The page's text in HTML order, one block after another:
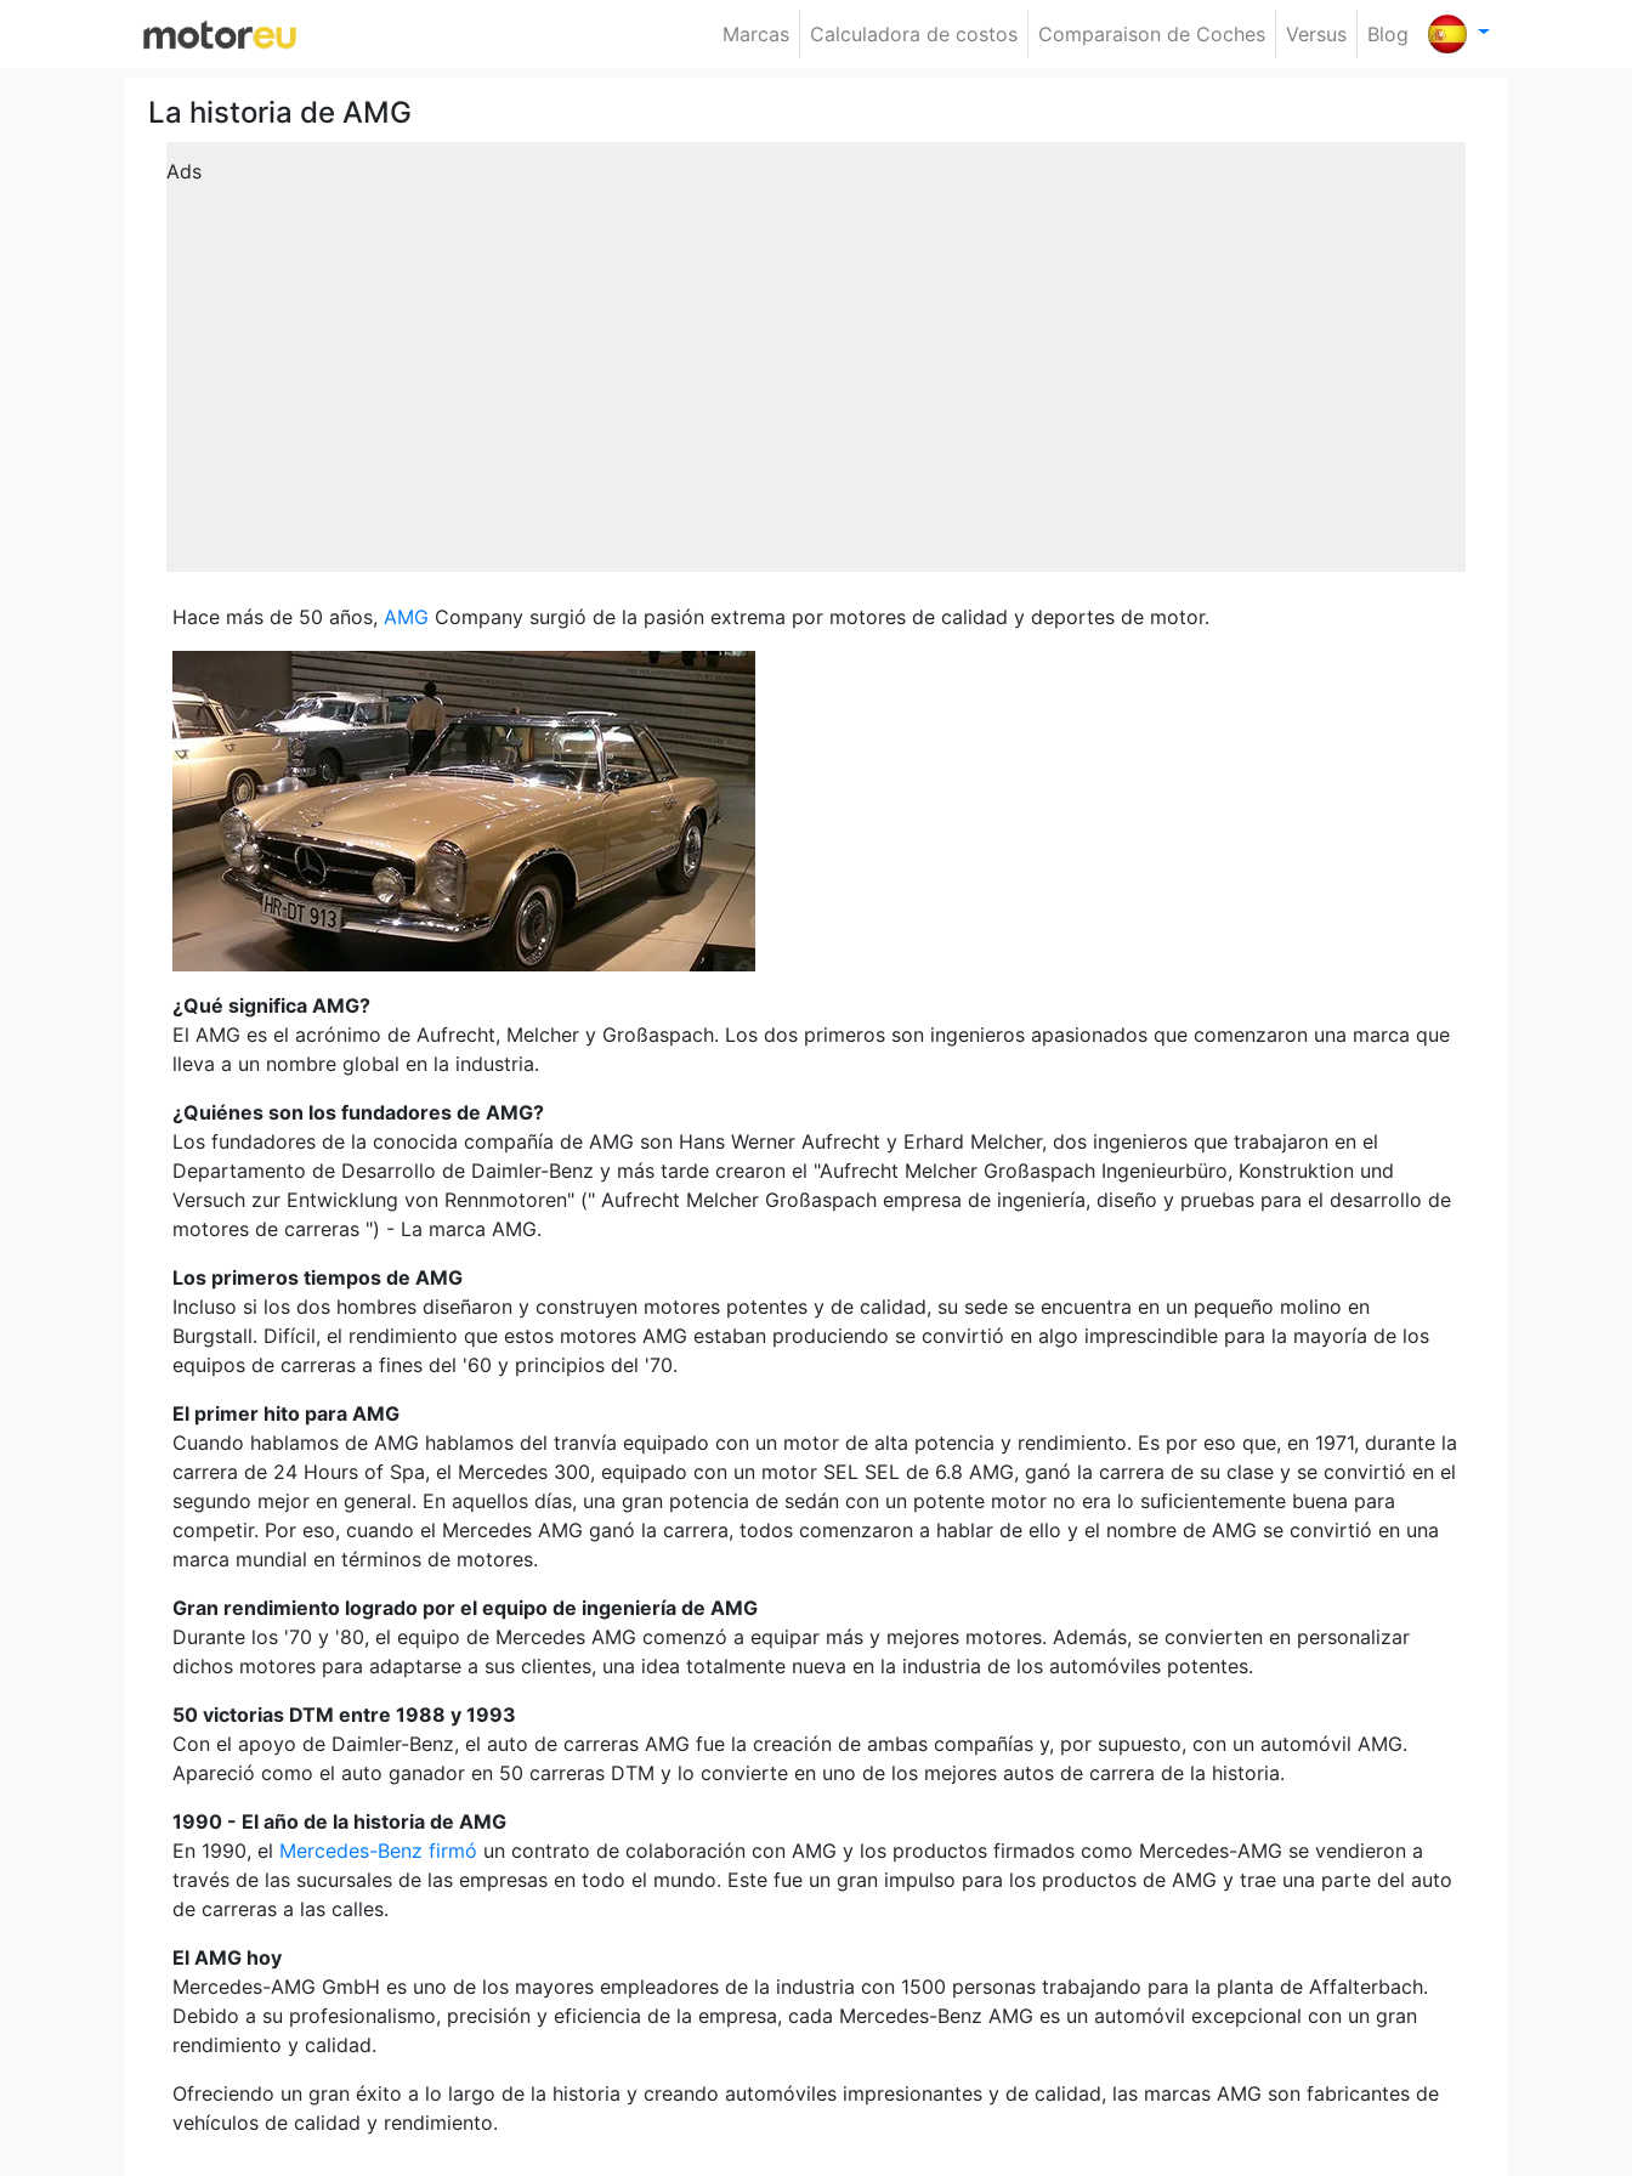
Marcas Calculadora de costos Comparaison de Coches Versus Blog
La historia de AMG
Ads
Hace más de 50 años, AMG Company surgió de la pasión extrema por motores de calidad y deportes de motor.
¿Qué significa AMG?
El AMG es el acrónimo de Aufrecht, Melcher y Großaspach. Los dos primeros son ingenieros apasionados que comenzaron una marca que
lleva a un nombre global en la industria.
¿Quiénes son los fundadores de AMG?
Los fundadores de la conocida compañía de AMG son Hans Werner Aufrecht y Erhard Melcher, dos ingenieros que trabajaron en el
Departamento de Desarrollo de Daimler-Benz y más tarde crearon el "Aufrecht Melcher Großaspach Ingenieurbüro, Konstruktion und
Versuch zur Entwicklung von Rennmotoren" (" Aufrecht Melcher Großaspach empresa de ingeniería, diseño y pruebas para el desarrollo de
motores de carreras ") - La marca AMG.
Los primeros tiempos de AMG
Incluso si los dos hombres diseñaron y construyen motores potentes y de calidad, su sede se encuentra en un pequeño molino en
Burgstall. Difícil, el rendimiento que estos motores AMG estaban produciendo se convirtió en algo imprescindible para la mayoría de los
equipos de carreras a fines del '60 y principios del '70.
El primer hito para AMG
Cuando hablamos de AMG hablamos del tranvía equipado con un motor de alta potencia y rendimiento. Es por eso que, en 1971, durante la
carrera de 24 Hours of Spa, el Mercedes 300, equipado con un motor SEL SEL de 6.8 AMG, ganó la carrera de su clase y se convirtió en el
segundo mejor en general. En aquellos días, una gran potencia de sedán con un potente motor no era lo suficientemente buena para
competir. Por eso, cuando el Mercedes AMG ganó la carrera, todos comenzaron a hablar de ello y el nombre de AMG se convirtió en una
marca mundial en términos de motores.
Gran rendimiento logrado por el equipo de ingeniería de AMG
Durante los '70 y '80, el equipo de Mercedes AMG comenzó a equipar más y mejores motores. Además, se convierten en personalizar
dichos motores para adaptarse a sus clientes, una idea totalmente nueva en la industria de los automóviles potentes.
50 victorias DTM entre 1988 y 1993
Con el apoyo de Daimler-Benz, el auto de carreras AMG fue la creación de ambas compañías y, por supuesto, con un automóvil AMG.
Apareció como el auto ganador en 50 carreras DTM y lo convierte en uno de los mejores autos de carrera de la historia.
1990 - El año de la historia de AMG
En 1990, el Mercedes-Benz firmó un contrato de colaboración con AMG y los productos firmados como Mercedes-AMG se vendieron a
través de las sucursales de las empresas en todo el mundo. Este fue un gran impulso para los productos de AMG y trae una parte del auto
de carreras a las calles.
El AMG hoy
Mercedes-AMG GmbH es uno de los mayores empleadores de la industria con 1500 personas trabajando para la planta de Affalterbach.
Debido a su profesionalismo, precisión y eficiencia de la empresa, cada Mercedes-Benz AMG es un automóvil excepcional con un gran
rendimiento y calidad.
Ofreciendo un gran éxito a lo largo de la historia y creando automóviles impresionantes y de calidad, las marcas AMG son fabricantes de
vehículos de calidad y rendimiento.